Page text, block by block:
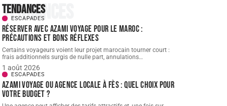
Tendances
Tendances
ESCAPADES
Réserver avec AZAMI VOYAGE pour le Maroc :
précautions et bons réflexes
Certains voyageurs voient leur projet marocain tourner court :
frais additionnels surgis de nulle part, annulations…
1 août 2026
ESCAPADES
AZAMI VOYAGE ou agence locale à Fès : quel choix pour
votre budget ?